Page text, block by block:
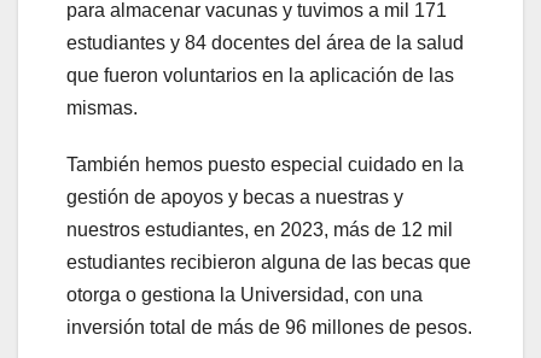
para almacenar vacunas y tuvimos a mil 171
estudiantes y 84 docentes del área de la salud
que fueron voluntarios en la aplicación de las
mismas.
También hemos puesto especial cuidado en la
gestión de apoyos y becas a nuestras y
nuestros estudiantes, en 2023, más de 12 mil
estudiantes recibieron alguna de las becas que
otorga o gestiona la Universidad, con una
inversión total de más de 96 millones de pesos.